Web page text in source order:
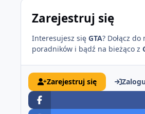
Zarejestruj się
Interesujesz się GTA? Dołącz
poradników i bądź na bieżąco z
Zarejestruj się